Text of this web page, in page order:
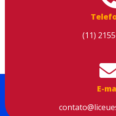
(11)
E-
segurança à sua navegação.
Política de